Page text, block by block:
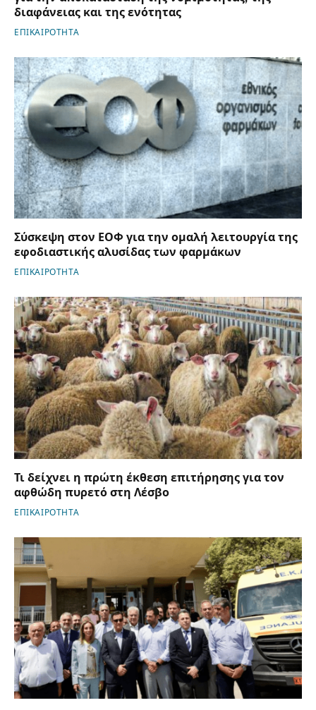
διαφάνειας και της ενότητας
ΕΠΙΚΑΙΡΟΤΗΤΑ
Σύσκεψη στον ΕΟΦ για την ομαλή λειτουργία της
εφοδιαστικής αλυσίδας των φαρμάκων
ΕΠΙΚΑΙΡΟΤΗΤΑ
Τι δείχνει η πρώτη έκθεση επιτήρησης για τον
αφθώδη πυρετό στη Λέσβο
ΕΠΙΚΑΙΡΟΤΗΤΑ